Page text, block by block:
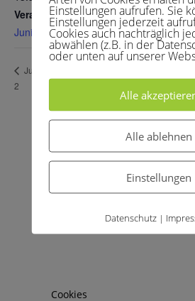
Veranstaltungskategorie:
Junioren 15 2
Junioren 15 1 – TC RW Oberdollendorf
2
Archive
Februar 2024
Kategorien
Allgemein
Medenspiele
Cookies
Einstellungen aufrufen. Sie
Einstellungen jederzeit
Cookies auch nachträglich
abwählen (z.B. in der
oder unten auf unserer
Alle
Alle ablehnen
Einstellungen
Datenschutz |